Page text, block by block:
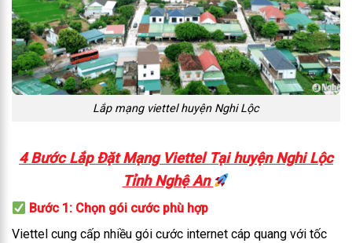
Lắp mạng viettel huyện Nghi Lộc
4 Bước Lắp Đặt Mạng Viettel Tại huyện Nghi Lộc
Tỉnh Nghệ An
Bước 1: Chọn gói cước phù hợp
Viettel cung cấp nhiều gói cước internet cáp quang với tốc